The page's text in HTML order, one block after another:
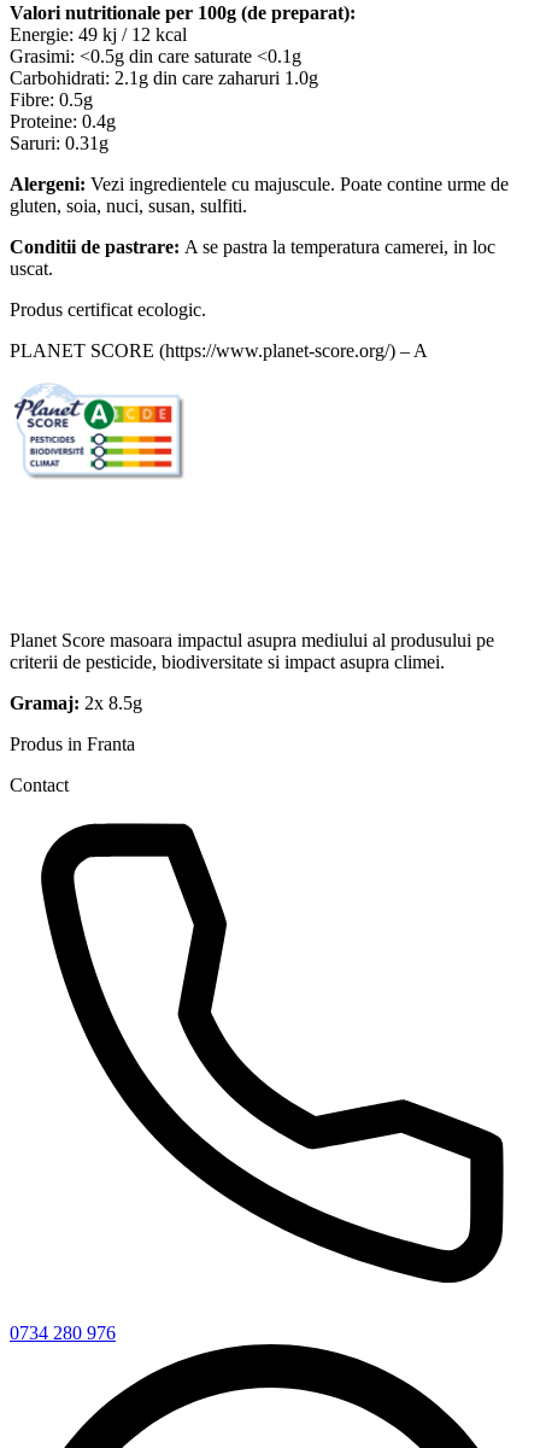
Valori nutritionale per 100g (de preparat):
Energie: 49 kj / 12 kcal
Grasimi: <0.5g din care saturate <0.1g
Carbohidrati: 2.1g din care zaharuri 1.0g
Fibre: 0.5g
Proteine: 0.4g
Saruri: 0.31g
Alergeni: Vezi ingredientele cu majuscule. Poate contine urme de
gluten, soia, nuci, susan, sulfiti.
Conditii de pastrare: A se pastra la temperatura camerei, in loc
uscat.
Produs certificat ecologic.
PLANET SCORE (https://www.planet-score.org/) – A
Planet Score masoara impactul asupra mediului al produsului pe
criterii de pesticide, biodiversitate si impact asupra climei.
Gramaj: 2x 8.5g
Produs in Franta
Contact
0734 280 976